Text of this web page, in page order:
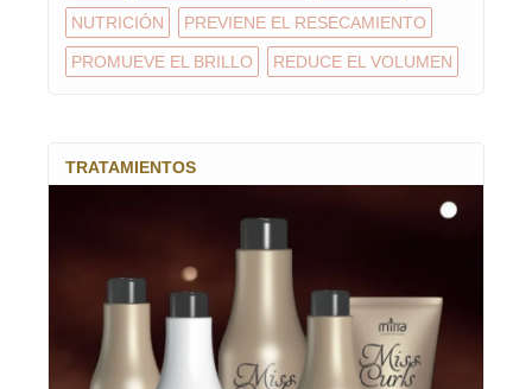
NUTRICIÓN PREVIENE EL RESECAMIENTO
PROMUEVE EL BRILLO REDUCE EL VOLUMEN
TRATAMIENTOS